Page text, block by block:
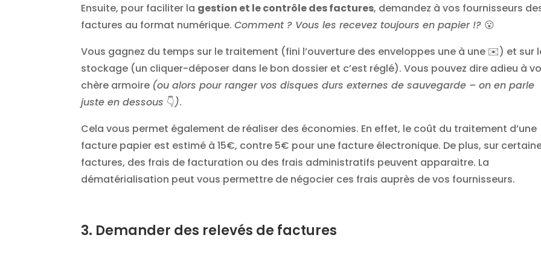
Ensuite, pour faciliter la gestion et le contrôle des factures, demandez à vos fournisseurs
factures au format numérique.Comment ? Vous les recevez toujours en papier !? 😮
Vous gagnez du temps sur le traitement (fini l’ouverture des enveloppes une à une ✉️) et sur
stockage (un cliquer-déposer dans le bon dossier et c’est réglé). Vous pouvez dire adieu à
chère armoire (ou alors pour ranger vos disques durs externes de sauvegarde – on en parle
juste en dessous 👇).
Cela vous permet également de réaliser des économies. En effet, le coût du traitement d’une
facture papier est estimé à 15€, contre 5€ pour une facture électronique. De plus, sur
factures, des frais de facturation ou des frais administratifs peuvent apparaitre. La
dématérialisation peut vous permettre de négocier ces frais auprès de vos fournisseurs.
3. Demander des relevés de factures